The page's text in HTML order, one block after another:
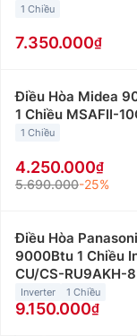
1 Chiều
7.350.000
Điều Hòa Midea
1 Chiều MSAFII-
1 Chiều
4.250.000
5.690.000-25%
Điều Hòa
9000Btu 1 Chiều
CU/CS-RU9AKH-8
Inverter 1 Chiều
9.150.000